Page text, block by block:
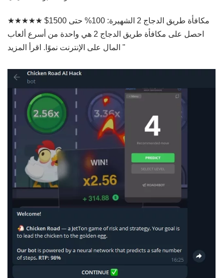
مكافأة طريق الدجاج 2 الشهيرة: 100% حتى 1500$ ★★★★★
احصل على مكافأة طريق الدجاج 2 هي واحدة من أسرع ألعاب
المال على الإنترنت نموًا. اقرأ المزيد "